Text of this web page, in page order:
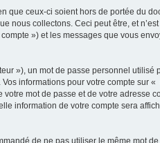
ceux-ci soient hors de portée du
collectons. Ceci peut être, et
») et les messages que vous
»), un mot de passe personnel
informations pour votre compte sur
mot de passe et de votre adresse
information de votre compte sera
de ne pas utiliser le même mot